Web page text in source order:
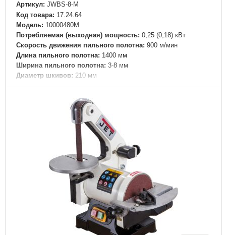
Артикул: JWBS-8-M
Код товара: 17.24.64
Модель: 10000480M
Потребляемая (выходная) мощность: 0,25 (0,18) кВт
Скорость движения пильного полотна: 900 м/мин
Длина пильного полотна: 1400 мм
Ширина пильного полотна: 3-8 мм
Диаметр шкивов: 210 мм
Угол наклона рабочего стола: 0-45º
Максимальная ширина заготовки (просвет до рамы):
Размеры рабочего стола (ДхШ):
Диаметр вытяжного штуцера: 35 мм
Габаритные размеры (ДхШхВ): 405х440х690 мм
Габариты упаковки:
750x440x310 мм
Вес брутто: 20,400 г
Подробнее...